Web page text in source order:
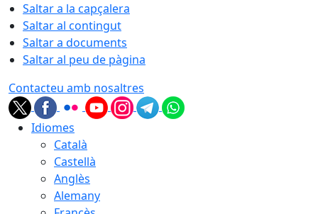
Saltar a la capçalera
Saltar al contingut
Saltar a documents
Saltar al peu de pàgina
Contacteu amb nosaltres
Idiomes
Català
Castellà
Anglès
Alemany